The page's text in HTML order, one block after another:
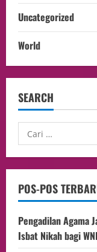
Uncategorized
World
SEARCH
POS-POS
Pengadilan Agama
Isbat Nikah bagi